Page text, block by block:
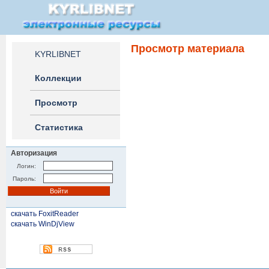
KYRLIBNET
Коллекции
Просмотр
Статистика
Авторизация
Логин:
Пароль:
скачать FoxitReader
скачать WinDjView
Просмотр материала